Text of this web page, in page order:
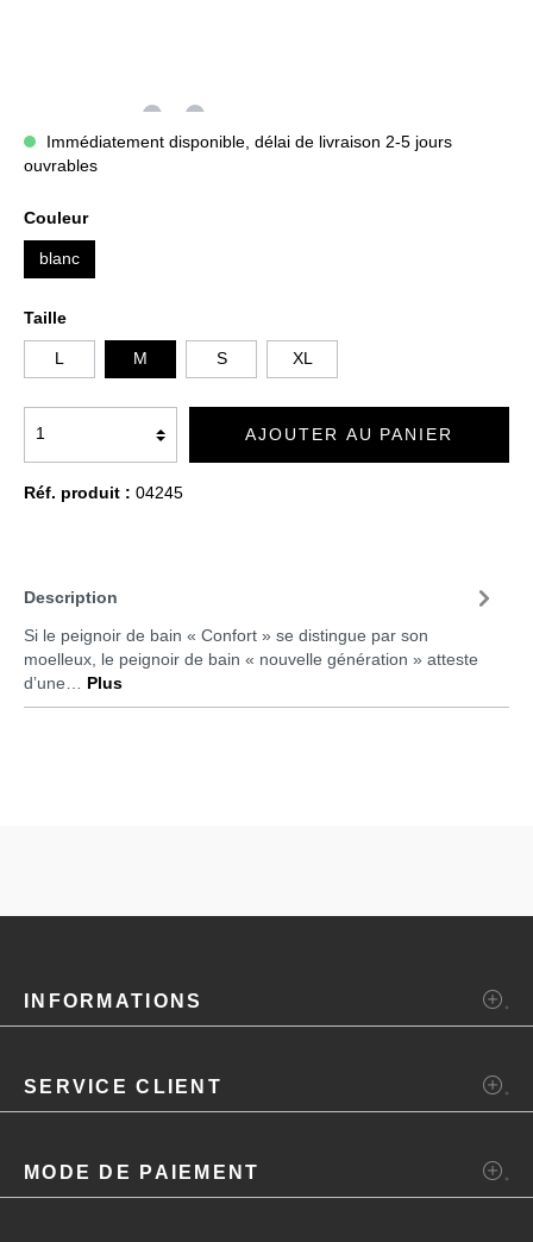
Immédiatement disponible, délai de livraison 2-5 jours
ouvrables
Couleur
blanc
Taille
M S XL
AJOUTER AU PANIER
Réf. produit : 04245
Description
Si le peignoir de bain « Confort » se distingue par son
moelleux, le peignoir de bain « nouvelle génération » atteste
d’une…
Plus
INFORMATIONS
SERVICE CLIENT
MODE DE PAIEMENT